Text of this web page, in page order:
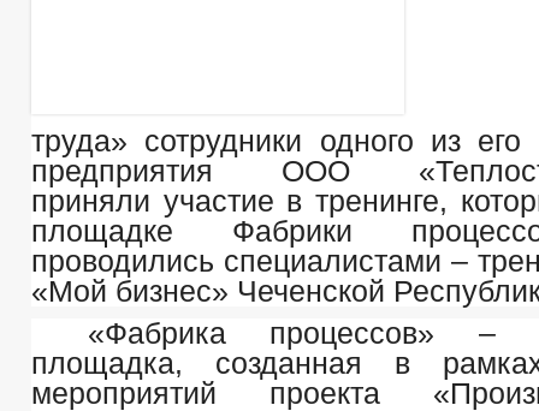
труда» сотрудники одного из
предприятия ООО
приняли участие в тренинге,
площадке Фабрики
проводились специалистами –
«Мой бизнес» Чеченской
«Фабрика процессов» –
площадка, созданная в
мероприятий проекта